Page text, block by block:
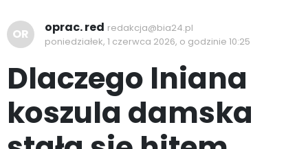
OR oprac. red redakcja@bia24.pl
poniedziałek, 1 czerwca 2026, o godzinie 10:25
Dlaczego lniana
koszula damska